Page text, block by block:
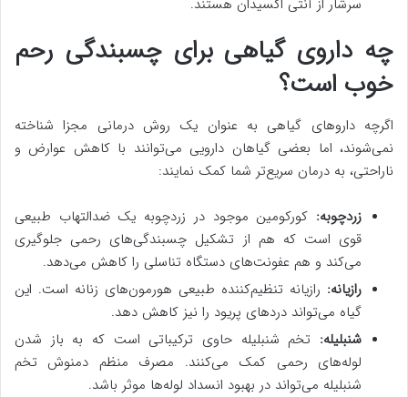
سرشار از آنتی اکسیدان هستند.
چه داروی گیاهی برای چسبندگی رحم
خوب است؟
اگرچه داروهای گیاهی به عنوان یک روش درمانی مجزا شناخته
نمی‌شوند، اما بعضی گیاهان دارویی می‌توانند با کاهش عوارض و
ناراحتی، به درمان سریع‌تر شما کمک نمایند:
زردچوبه: کورکومین موجود در زردچوبه یک ضدالتهاب طبیعی
قوی است که هم از تشکیل چسبندگی‌های رحمی جلوگیری
می‌کند و هم عفونت‌های دستگاه تناسلی را کاهش می‌دهد.
رازیانه: رازیانه تنظیم‌کننده طبیعی هورمون‌های زنانه است. این
گیاه می‌تواند دردهای پریود را نیز کاهش دهد.
شنبلیله: تخم شنبلیله حاوی ترکیباتی است که به باز شدن
لوله‌های رحمی کمک می‌کنند. مصرف منظم دمنوش تخم
شنبلیله می‌تواند در بهبود انسداد لوله‌ها موثر باشد.